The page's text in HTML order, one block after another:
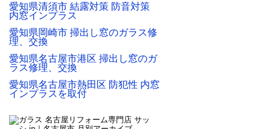
愛知県清須市 結露対策 防音対策
内窓インプラス
愛知県岡崎市 掃出し窓のガラス修
理、交換
愛知県名古屋市港区 掃出し窓のガ
ラス修理、交換
愛知県名古屋市熱田区 防犯性 内窓
インプラスを取付